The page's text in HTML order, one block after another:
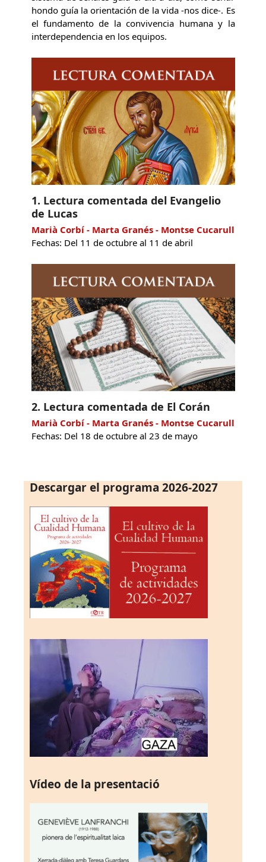
hondo guía la orientación de la vida -nos dice-. Es
el fundamento de la convivencia humana y la
interdependencia en los equipos.
1. Lectura comentada del Evangelio
de Lucas
Marià Corbí - Marta Granés - Montse Cucarull
Fechas: Del 11 de octubre al 11 de abril
2. Lectura comentada de El Corán
Marià Corbí - Marta Granés - Montse Cucarull
Fechas: Del 18 de octubre al 23 de mayo
Descargar el programa 2026-2027
Vídeo de la presentació